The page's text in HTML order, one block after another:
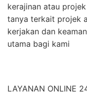
kerajinan atau
tanya terkait projek
kerjakan dan
utama bagi kami
LAYANAN ONLINE